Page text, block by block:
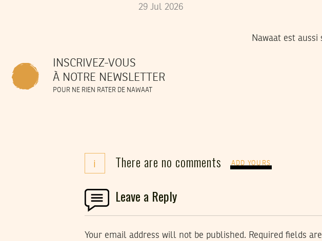
29 Jul 2026
Nawaat est aussi
INSCRIVEZ-VOUS
À NOTRE NEWSLETTER
POUR NE RIEN RATER DE NAWAAT
i There are no comments ADD YOURS
Leave a Reply
Your email address will not be published. Required fields